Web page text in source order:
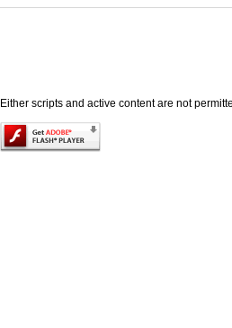
Either scripts and active content are not